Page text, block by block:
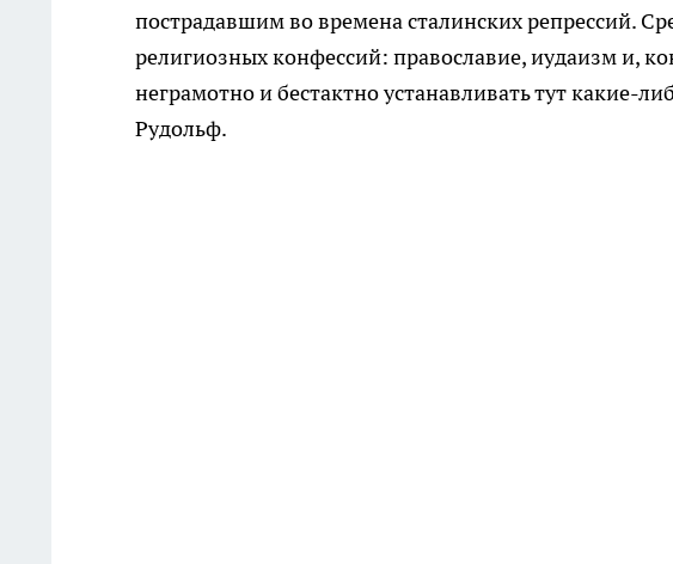
пострадавшим во времена сталинских репрессий.
религиозных конфессий: православие, иудаизм и,
неграмотно и бестактно устанавливать тут какие-
Рудольф.